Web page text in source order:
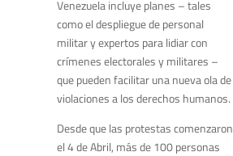
Venezuela incluye planes – tales
como el despliegue de personal
militar y expertos para lidiar con
crímenes electorales y militares –
que pueden facilitar una nueva ola de
violaciones a los derechos humanos.
Desde que las protestas comenzaron
el 4 de Abril, más de 100 personas